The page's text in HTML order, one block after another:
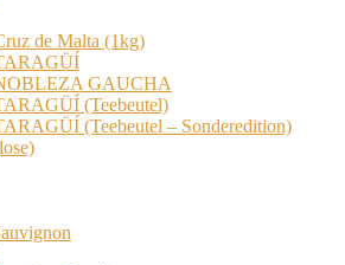
de Malta (1kg)
GAUCHA
(Teebeutel)
(Teebeutel – Sonderedition)